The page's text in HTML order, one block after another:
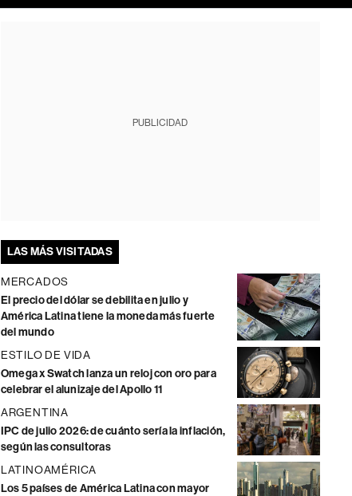
PUBLICIDAD
LAS MÁS VISITADAS
MERCADOS
El precio del dólar se debilita en julio y
América Latina tiene la moneda más fuerte
del mundo
ESTILO DE VIDA
Omega x Swatch lanza un reloj con oro para
celebrar el alunizaje del Apollo 11
ARGENTINA
IPC de julio 2026: de cuánto sería la inflación,
según las consultoras
LATINOAMÉRICA
Los 5 países de América Latina con mayor